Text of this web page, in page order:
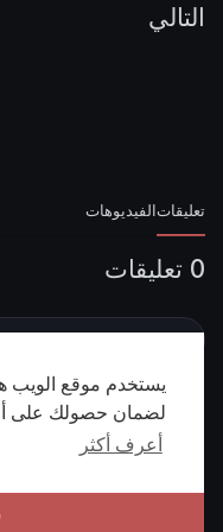
يستخدم موقع الويب
لضمان حصولك على
أعرف أكثر
التالي
تعليقات الفيديوهات
0 تعليقات